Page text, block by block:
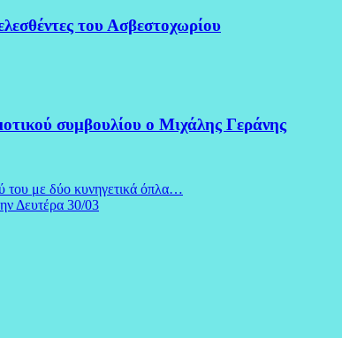
του Ασβεστοχωρίου
συμβουλίου ο Μιχάλης Γεράνης
με δύο κυνηγετικά όπλα…
Δευτέρα 30/03